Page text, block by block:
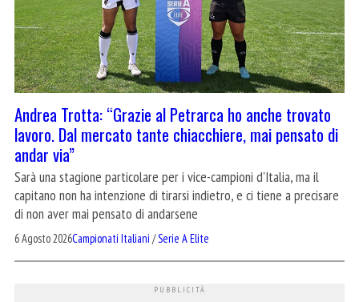
Andrea Trotta: “Grazie al Petrarca ho anche trovato
lavoro. Dal mercato tante chiacchiere, mai pensato di
andar via”
Sarà una stagione particolare per i vice-campioni d'Italia, ma il
capitano non ha intenzione di tirarsi indietro, e ci tiene a precisare
di non aver mai pensato di andarsene
6 Agosto 2026Campionati Italiani /Serie A Elite